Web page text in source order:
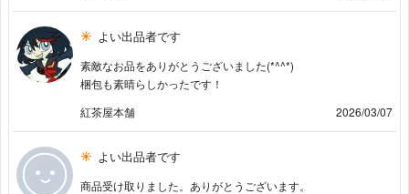
よい出品者です
素敵なお品をありがとうございました(*^^*)
梱包も素晴らしかったです！
紅茶屋本舗
2026/03/07
よい出品者です
商品受け取りました。ありがとうございます。